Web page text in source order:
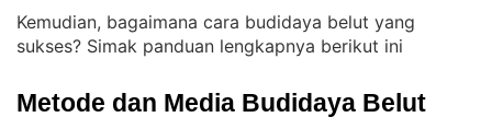
Kemudian, bagaimana cara budidaya belut yang
sukses? Simak panduan lengkapnya berikut ini
Metode dan Media Budidaya Belut